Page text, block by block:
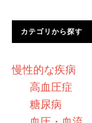
カテゴリから探す
慢性的な疾病
高血圧症
糖尿病